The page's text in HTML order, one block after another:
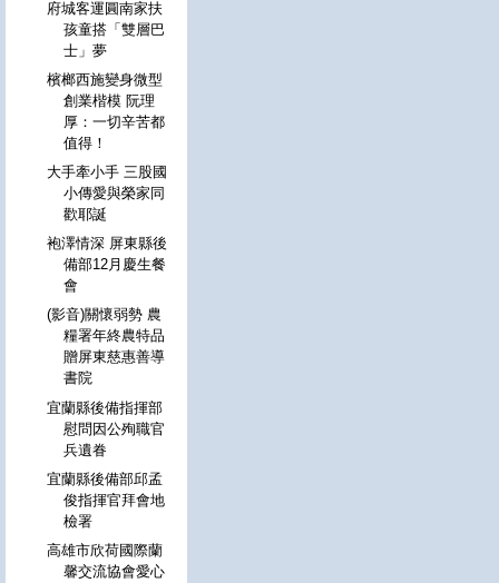
府城客運圓南家扶
孩童搭「雙層巴
士」夢
檳榔西施變身微型
創業楷模 阮理
厚：一切辛苦都
值得！
大手牽小手 三股國
小傳愛與榮家同
歡耶誕
袍澤情深 屏東縣後
備部12月慶生餐
會
(影音)關懷弱勢 農
糧署年終農特品
贈屏東慈惠善導
書院
宜蘭縣後備指揮部
慰問因公殉職官
兵遺眷
宜蘭縣後備部邱孟
俊指揮官拜會地
檢署
高雄市欣荷國際蘭
馨交流協會愛心